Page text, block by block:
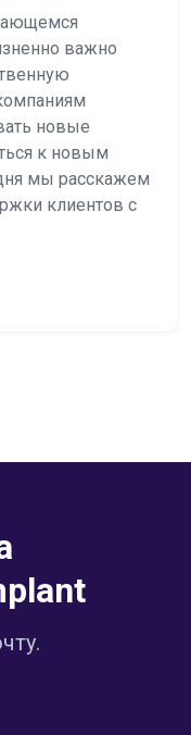
важно
новые
к новым
мы расскажем
клиентов с